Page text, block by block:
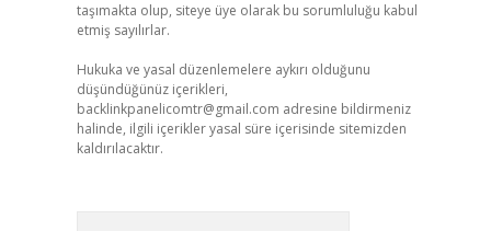
taşımakta olup, siteye üye olarak bu sorumluluğu kabul
etmiş sayılırlar.
Hukuka ve yasal düzenlemelere aykırı olduğunu
düşündüğünüz içerikleri,
backlinkpanelicomtr@gmail.com adresine bildirmeniz
halinde, ilgili içerikler yasal süre içerisinde sitemizden
kaldırılacaktır.